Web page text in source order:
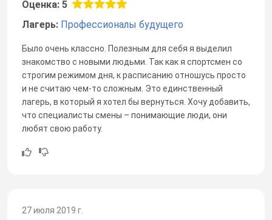
Оценка: 5
Лагерь: Профессионалы будущего
Было очень классно. Полезным для себя я выделил
знакомство с новыми людьми. Так как я спортсмен со
строгим режимом дня, к расписанию отношусь просто
и не считаю чем-то сложным. Это единственный
лагерь, в который я хотел бы вернуться. Хочу добавить,
что специалисты смены – понимающие люди, они
любят свою работу.
27 июля 2019 г.